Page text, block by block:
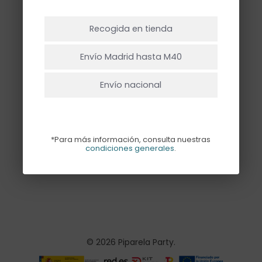
BLOQUES
© 2026 Piparela Party.
Recogida en tienda
Envío Madrid hasta M40
Envío nacional
*Para más información, consulta nuestras
condiciones generales.